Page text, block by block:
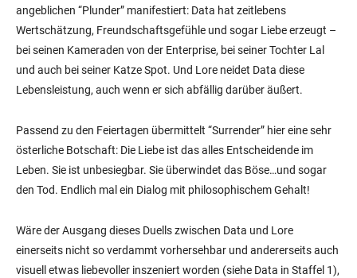
angeblichen “Plunder” manifestiert: Data hat zeitlebens
Wertschätzung, Freundschaftsgefühle und sogar Liebe erzeugt –
bei seinen Kameraden von der Enterprise, bei seiner Tochter Lal
und auch bei seiner Katze Spot. Und Lore neidet Data diese
Lebensleistung, auch wenn er sich abfällig darüber äußert.
Passend zu den Feiertagen übermittelt “Surrender” hier eine sehr
österliche Botschaft: Die Liebe ist das alles Entscheidende im
Leben. Sie ist unbesiegbar. Sie überwindet das Böse…und sogar
den Tod. Endlich mal ein Dialog mit philosophischem Gehalt!
Wäre der Ausgang dieses Duells zwischen Data und Lore
einerseits nicht so verdammt vorhersehbar und andererseits auch
visuell etwas liebevoller inszeniert worden (siehe Data in Staffel 1),